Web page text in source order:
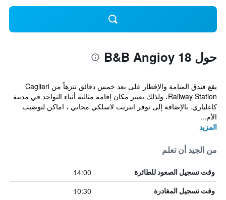
حول B&B Angioy 18
يقع فندق المنامة والإفطار على بعد خمس دقائق تنزهاً من Cagliari
Railway Station، ولذلك يعتبر مكان إقامة مثالية أثناء التواجد في مدينة
كاغلياري. بالإضافة إلى توفر انترنت لاسلكي مجاني ، اماكن لتوضيب
الأم...
المزيد
من الجيد أن تعلم
وقت تسجيل الصعود للطائرة 14:00
وقت تسجيل المغادرة 10:30